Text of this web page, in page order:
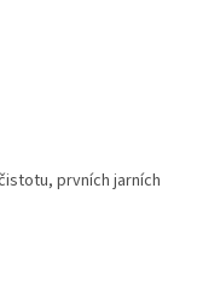
prvních jarních